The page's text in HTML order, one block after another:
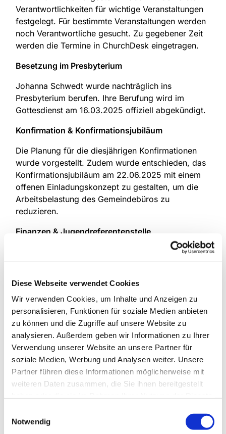
Diese Webseite verwendet Cookies
Wir verwenden Cookies, um Inhalte und Anzeigen zu
personalisieren, Funktionen für soziale Medien anbieten
zu können und die Zugriffe auf unsere Website zu
analysieren. Außerdem geben wir Informationen zu Ihrer
Verwendung unserer Website an unsere Partner für
soziale Medien, Werbung und Analysen weiter. Unsere
Partner führen diese Informationen möglicherweise mit
weiteren Daten zusammen, die Sie ihnen bereitgestellt
Notwendig
Verantwortlichkeiten für wichtige Veranstaltungen
festgelegt. Für bestimmte Veranstaltungen werden
noch Verantwortliche gesucht. Zu gegebener Zeit
werden die Termine in ChurchDesk eingetragen.
Besetzung im Presbyterium
Johanna Schwedt wurde nachträglich ins
Presbyterium berufen. Ihre Berufung wird im
Gottesdienst am 16.03.2025 offiziell abgekündigt.
Konfirmation & Konfirmationsjubiläum
Die Planung für die diesjährigen Konfirmationen
wurde vorgestellt. Zudem wurde entschieden, das
Konfirmationsjubiläum am 22.06.2025 mit einem
offenen Einladungskonzept zu gestalten, um die
Arbeitsbelastung des Gemeindebüros zu
reduzieren.
Finanzen & Jugendreferentenstelle
Die finanzielle Situation der Jugendreferentenstelle
wurde erneut besprochen. Die Rücklage konnte
zumindest für das gesamte Jahr 2025 gesichert
ist. Ferner wurde über die Anschaffung
gemeindeeigener LED-Scheinwerfer beraten. Hier
soll zunächst geprüft werden, ob Fördermittel
eingeworben werden können.
Gebäude & Vermietungen
Die Gebühren für die Vermietung von
Gemeinderäumen wurden festgelegt.
Die bestehenden WhatsApp-Gruppen für